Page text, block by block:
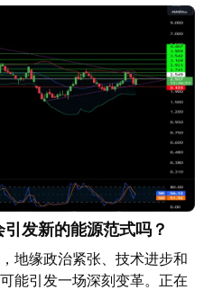
略适应方面的能力。2024
425亿标准立方米，这一成
够有效改变传统的能源依赖
年天然气价格将上涨
断、需求增长以及市场预期
局的转变远不止于供应链的
和摩尔多瓦等国在寻找替代
战，但欧洲整体的应对措施
转变。随着储气设施保持高
欧洲的能源转型表明，地缘
战略韧性，从而重塑全球能
发新的能源范式吗？
地缘政治紧张、技术进步和
能引发一场深刻变革。正在